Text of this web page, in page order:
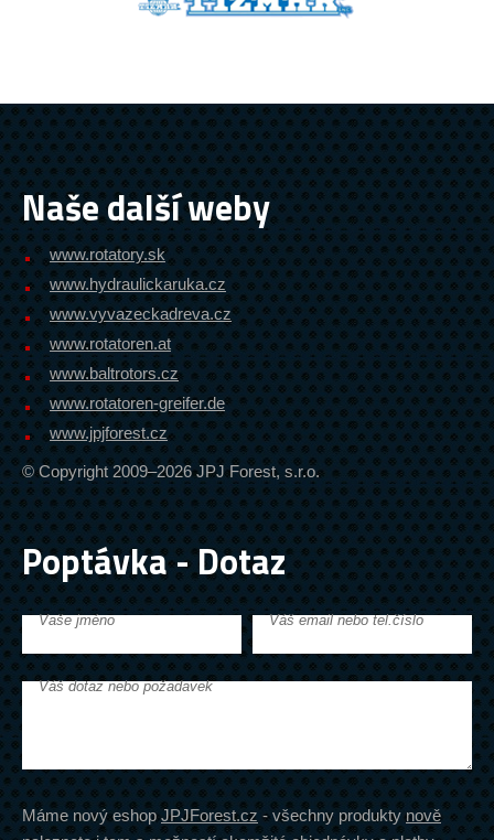
Naše další weby
www.rotatory.sk
www.hydraulickaruka.cz
www.vyvazeckadreva.cz
www.rotatoren.at
www.baltrotors.cz
www.rotatoren-greifer.de
www.jpjforest.cz
© Copyright 2009–2026 JPJ Forest, s.r.o.
Poptávka - Dotaz
Vaše jméno Váš email nebo tel.číslo
Váš dotaz nebo požadavek
Máme nový eshopJPJForest.cz - všechny produktynově